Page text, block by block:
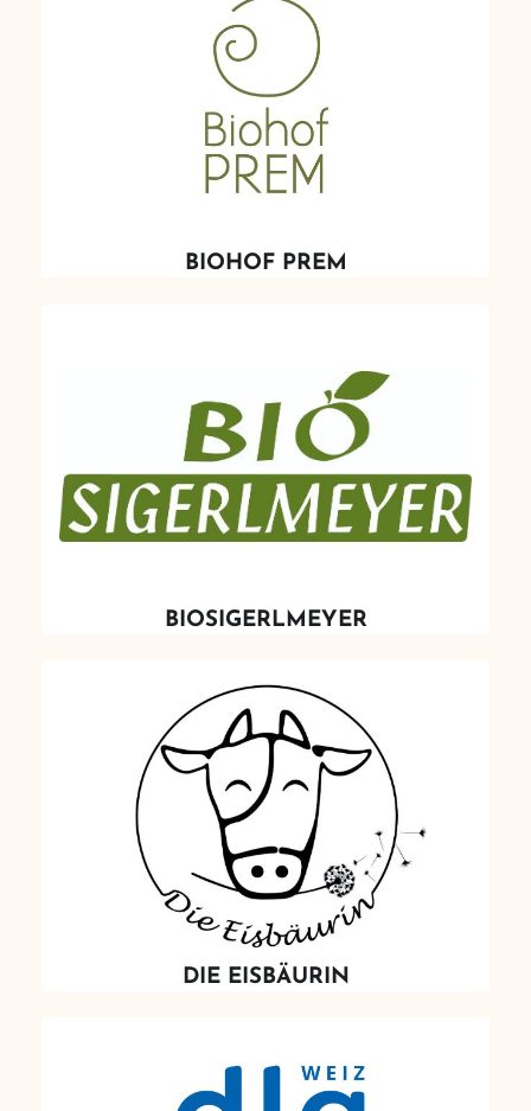
BIOHOF PREM
BIOSIGERLMEYER
DIE EISBÄURIN